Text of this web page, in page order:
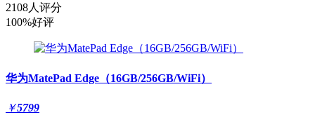
2108人评分
100%好评
华为MatePad Edge（16GB/256GB/WiFi）
￥5799